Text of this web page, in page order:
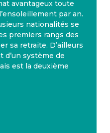
avantageux toute
par an.
nationalités se
premiers rangs des
sa retraite. D’ailleurs
d’un système de
est la deuxième